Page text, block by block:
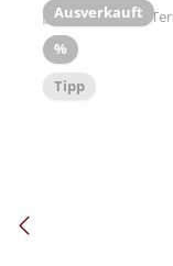
Ausverkauft
%Rabatt
Tipp